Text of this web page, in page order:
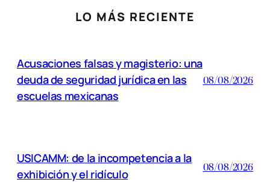
LO MÁS RECIENTE
Acusaciones falsas y magisterio: una
deuda de seguridad jurídica en las
escuelas mexicanas
08/08/2026
USICAMM: de la incompetencia a la
exhibición y el ridículo
08/08/2026